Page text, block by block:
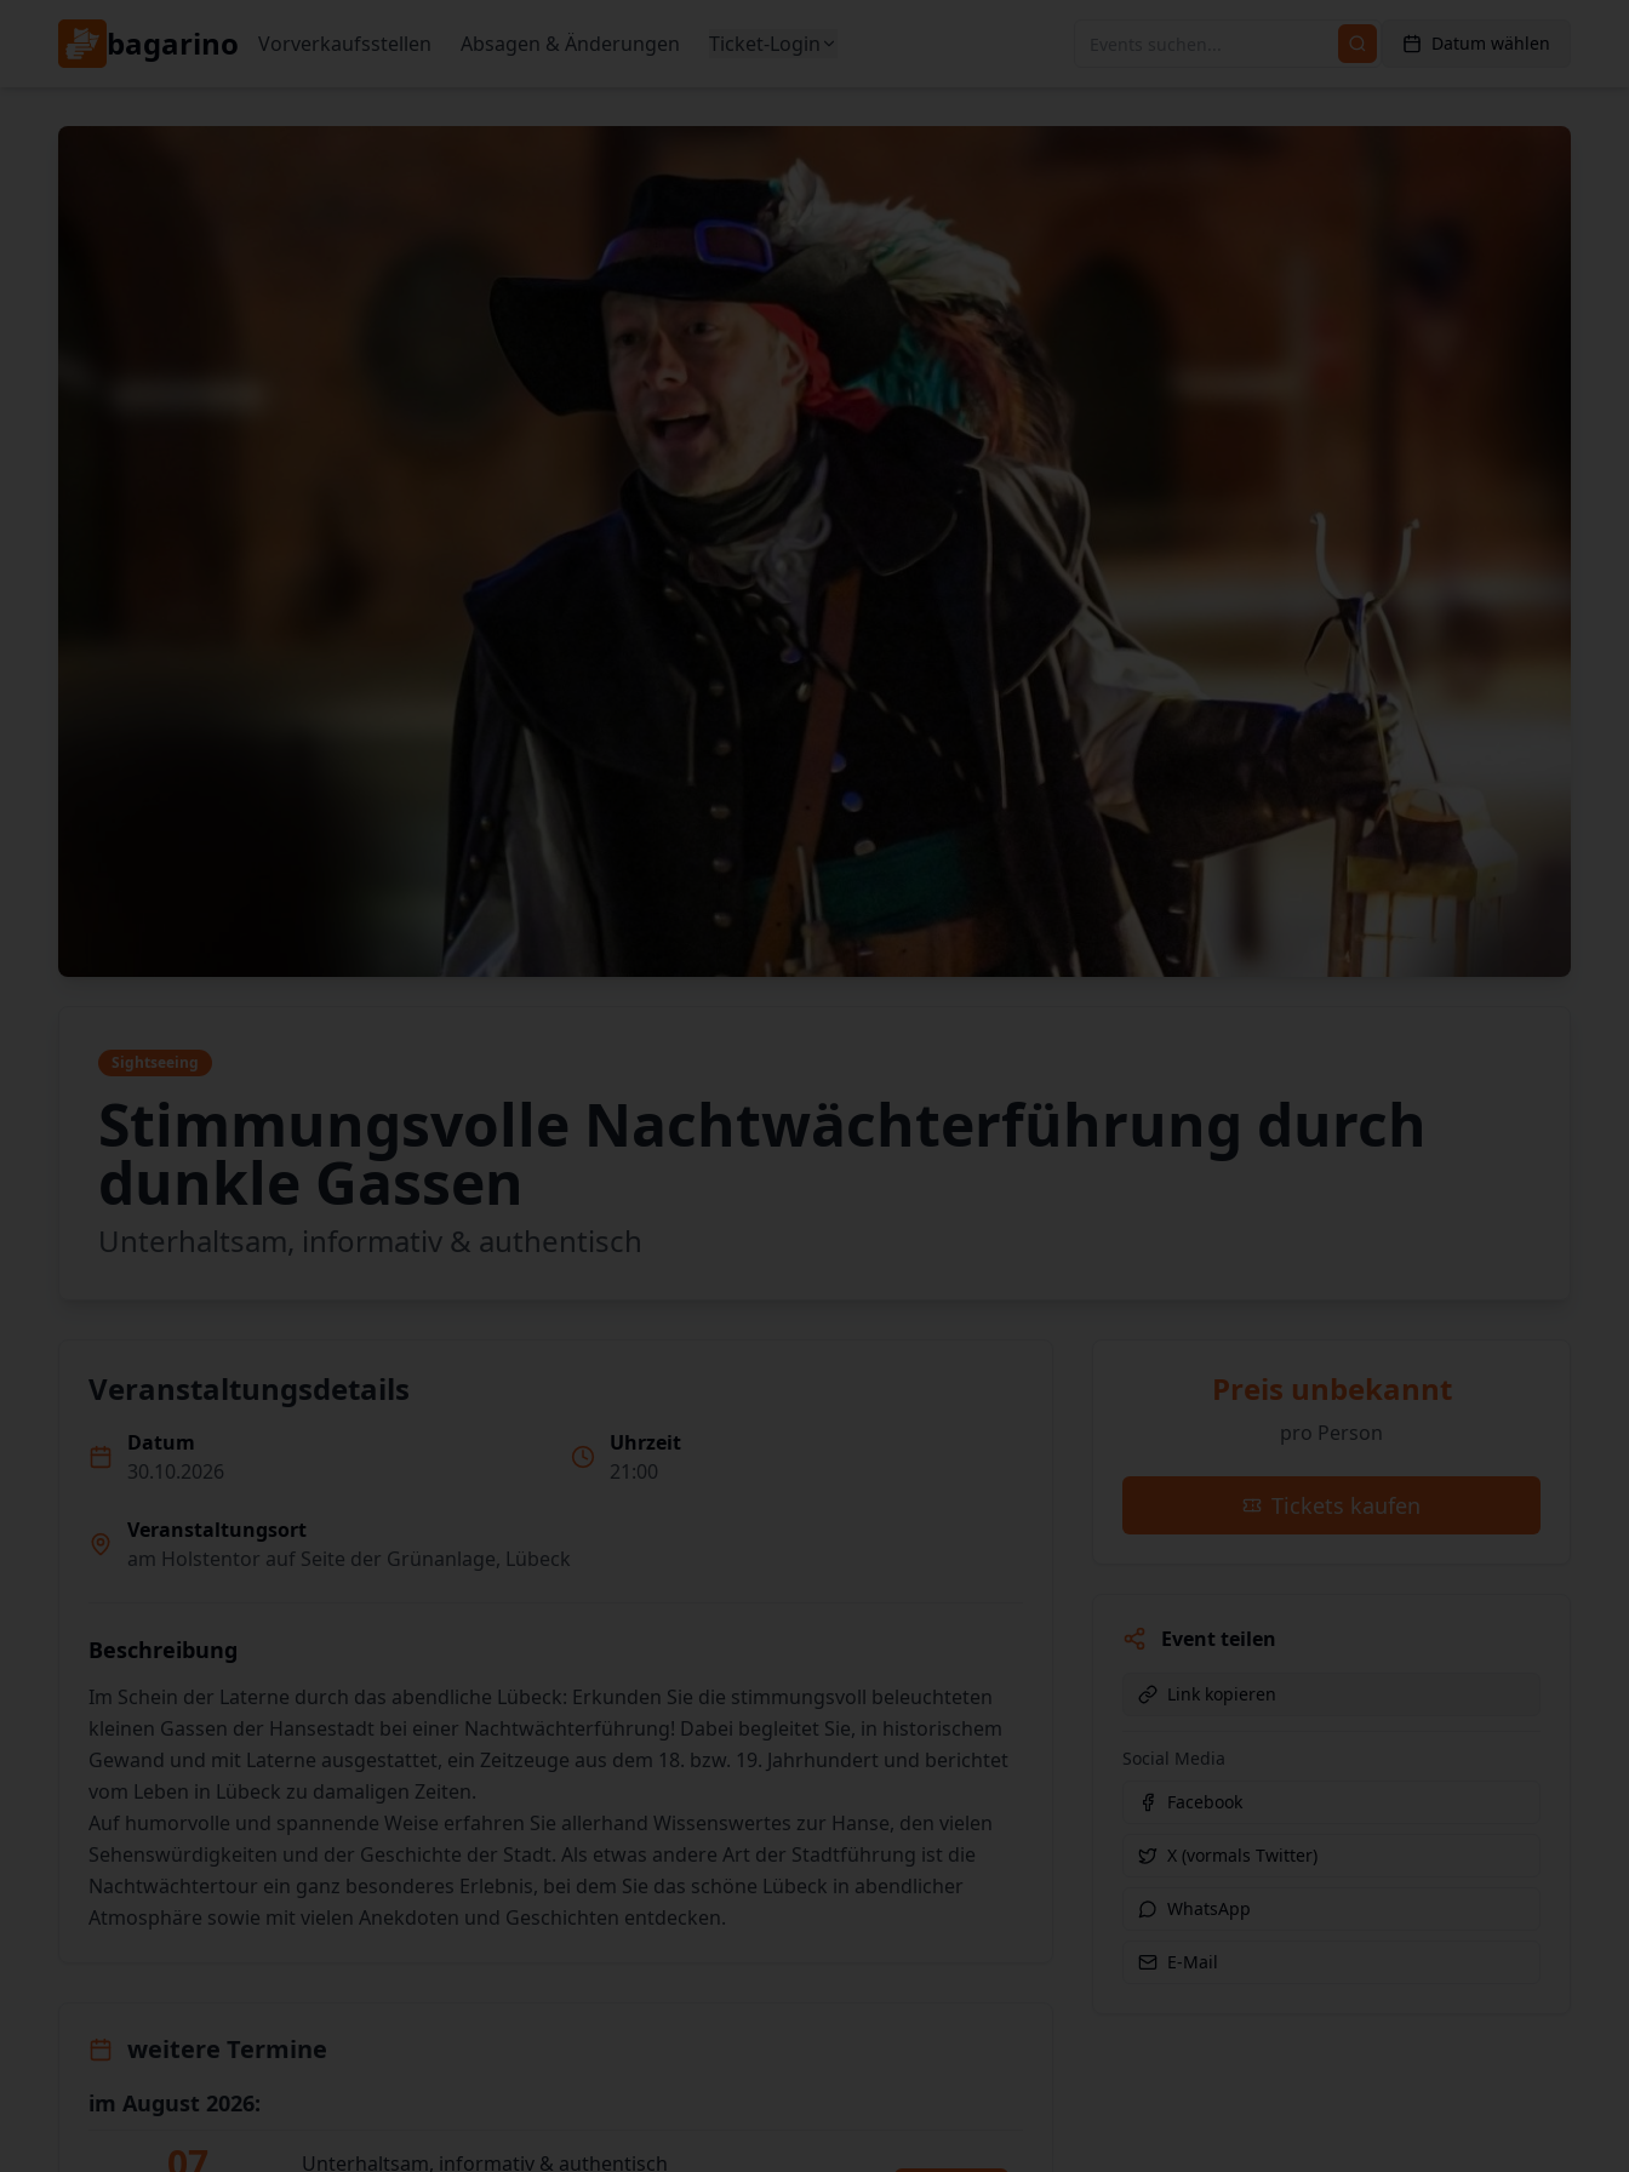
bagarino Vorverkaufsstellen Absagen & Änderungen Ticket-Login Datum wählen
Sightseeing
Stimmungsvolle Nachtwächterführung durch
dunkle Gassen
Unterhaltsam, informativ & authentisch
Veranstaltungsdetails
Datum
30.10.2026
Uhrzeit
21:00
Veranstaltungsort
am Holstentor auf Seite der Grünanlage, Lübeck
Beschreibung
Im Schein der Laterne durch das abendliche Lübeck: Erkunden Sie die stimmungsvoll beleuchteten
kleinen Gassen der Hansestadt bei einer Nachtwächterführung! Dabei begleitet Sie, in historischem
Gewand und mit Laterne ausgestattet, ein Zeitzeuge aus dem 18. bzw. 19. Jahrhundert und berichtet
vom Leben in Lübeck zu damaligen Zeiten.
Auf humorvolle und spannende Weise erfahren Sie allerhand Wissenswertes zur Hanse, den vielen
Sehenswürdigkeiten und der Geschichte der Stadt. Als etwas andere Art der Stadtführung ist die
Nachtwächtertour ein ganz besonderes Erlebnis, bei dem Sie das schöne Lübeck in abendlicher
Atmosphäre sowie mit vielen Anekdoten und Geschichten entdecken.
weitere Termine
im August 2026:
Unterhaltsam, informativ & authentisch
Preis unbekannt
pro Person
Tickets kaufen
Event teilen
Link kopieren
Social Media
Facebook
X (vormals Twitter)
WhatsApp
E-Mail